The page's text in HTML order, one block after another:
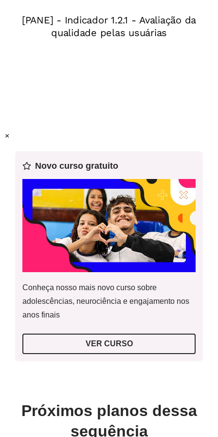
Figura 1apresenta uma cena no gelo pintada por
Hendrick Avercamp (1585–1634). O frio extremo do inverno
de 1608, que inspirou essa cena, foi típico do período entre
×
Novo curso gratuito
Conheça nosso mais novo curso sobre
adolescências, neurociência e engajamento nos
anos finais
VER CURSO
Próximos planos dessa
sequência